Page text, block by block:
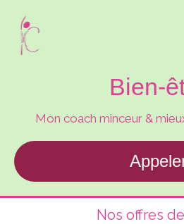
Bien-
Mon coach minceur &
Nos offres